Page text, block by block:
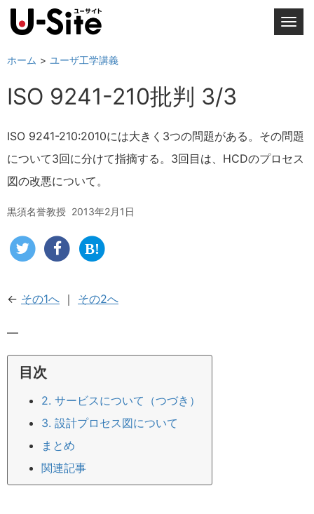
T
a
v
ホーム ユーザ工学講義
ISO 9241-210批判 3/3
ISO 9241-210:2010には大きく3つの問題がある。その問題
について3回に分けて指摘する。3回目は、HCDのプロセス
図の改悪について。
黒須名誉教授 2013年2月1日
← その1へ ｜ その2へ
—
目次
2. サービスについて（つづき）
3. 設計プロセス図について
まとめ
関連記事